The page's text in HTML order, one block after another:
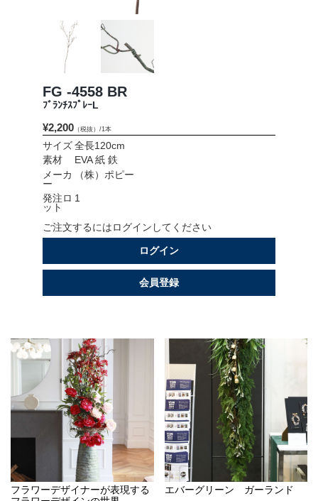
お問い合わせ
プライバシーポリシー
OFFICIAL SNS
FG -4558 BR
ﾌﾞﾗﾝﾁｽﾌﾟﾚｰL
¥2,200（税抜）/1本
サイズ 全長120cm
素材
EVA 紙 鉄
メーカ
ー
（株）ポピー
発注ロ
ット
1
ご注文するにはログインしてください
ログイン
会員登録
フラワーデザイナーが表現する
エバーグリーン ガーランド